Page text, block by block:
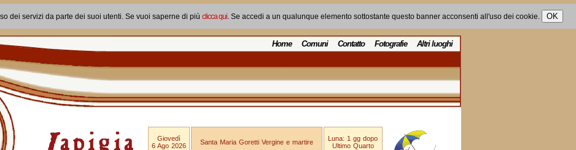
dei servizi da parte dei suoi utenti. Se vuoi saperne di più clicca qui. Se accedi a un qualunque elemento sottostante questo banner acconsenti all'uso dei cookie.
Home Comuni Contatto Fotografie Altri luoghi
Giovedì
6 Ago 2026
Santa Maria Goretti Vergine e martire
Luna: 1 gg dopo
Ultimo Quarto